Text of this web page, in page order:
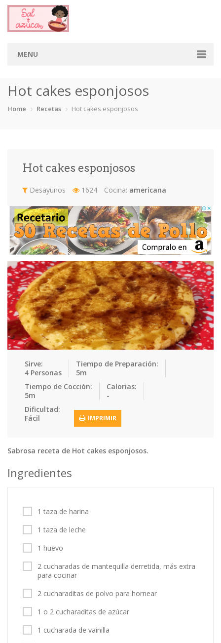
MENU
Categorias
Cordero
Ensaladas Equipment Frutas Galletas
Gelatinas Guarnicion… Helados Hot Dogs
Huevos Mariscos Mermeladas Muffins
Panes Para Niños Pastas Pasteles
Pescados Pizzas Platos Fue… Pollo
Postres Recetas de… Recetas Do… Recetas Fá…
Recetas Ke… Recetas Me…
Sandwiches Snacks
Tacos
Tortas Vegetales
Vegetarian…
Recetas
Contáctanos
Entrar / Registrarse
Hot cakes esponjosos
Home Recetas Hot cakes esponjosos
Hot cakes esponjosos
Desayunos 1624 Cocina: americana
Sirve:
4 Personas
Tiempo de Preparación:
5m
Tiempo de Cocción:
5m
Calorias:
-
Dificultad:
Fácil
IMPRIMIR
Sabrosa receta de Hot cakes esponjosos.
Ingredientes
1 taza de harina
1 taza de leche
1 huevo
2 cucharadas de mantequilla derretida, más extra
para cocinar
2 cucharaditas de polvo para hornear
1 o 2 cucharaditas de azúcar
1 cucharada de vainilla